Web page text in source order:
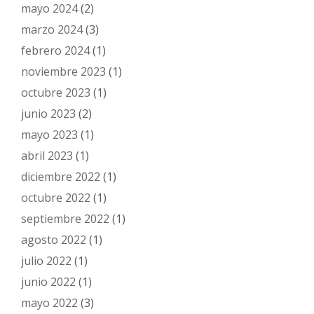
mayo 2024(2)
marzo 2024(3)
febrero 2024(1)
noviembre 2023 (1)
octubre 2023 (1)
junio 2023 (2)
mayo 2023 (1)
abril 2023 (1)
diciembre 2022 (1)
octubre 2022 (1)
septiembre 2022 (1)
agosto 2022 (1)
julio 2022 (1)
junio 2022 (1)
mayo 2022 (3)